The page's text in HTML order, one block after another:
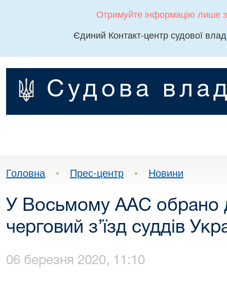
Отримуйте інформацію лише
Єдиний Контакт-центр судової
Судова
Головна • Прес-центр • Новини
У Восьмому ААС обрано
черговий з’їзд суддів
06 березня 2020, 11:10